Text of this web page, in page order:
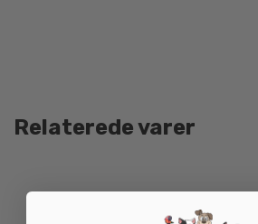
Relaterede varer